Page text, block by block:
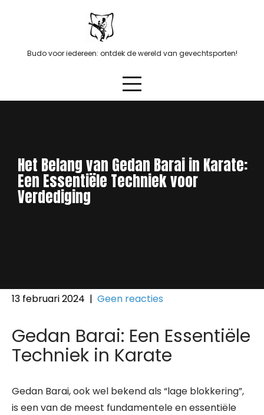
Budo voor iedereen: ontdek de wereld van gevechtsporten!
Het Belang van Gedan Barai in Karate:
Een Essentiële Techniek voor
Verdediging
13 februari 2024 | Geen reacties
Gedan Barai: Een Essentiële
Techniek in Karate
Gedan Barai, ook wel bekend als “lage blokkering”,
is een van de meest fundamentele en essentiële